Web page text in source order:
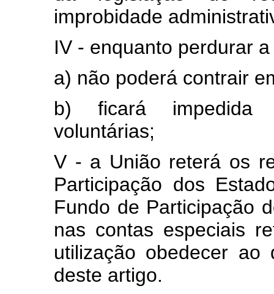
improbidade
IV - enquanto perdurar
a) não poderá contrair
b) ficará impedida
voluntárias;
V - a União reterá os
Participação dos
Fundo de Participação
nas contas especiais
utilização obedecer
deste artigo.